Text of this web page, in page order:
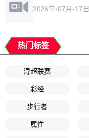
2026年-07月-17日
热门标签
浔超联赛
彩经
步行者
属性